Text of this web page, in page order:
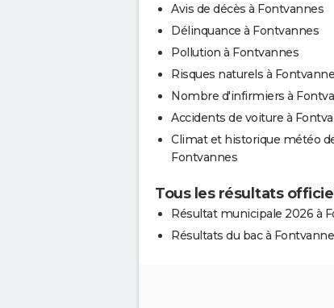
Avis de décès à Fontvannes
Délinquance à Fontvannes
Pollution à Fontvannes
Risques naturels à
Nombre d'infirmiers à
Accidents de voiture à
Climat et historique météo
Fontvannes
Tous les résultats
Résultat municipale 2026 à
Résultats du bac à